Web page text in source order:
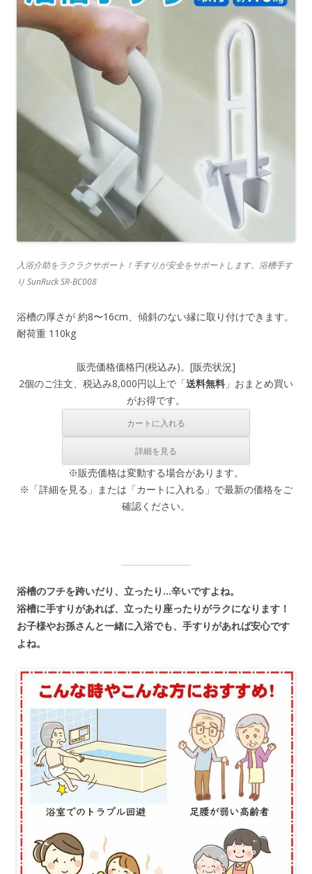
入浴介助をラクラクサポート！手すりが安全をサポートします。浴槽手す
り SunRuck SR-BC008
浴槽の厚さが 約8〜16cm、傾斜のない縁に取り付けできます。
耐荷重 110kg
販売価格価格円(税込み)。[販売状況]
2個のご注文、税込み8,000円以上で「送料無料 」おまとめ買い
がお得です。
※販売価格は変動する場合があります。
※「詳細を見る」または「カートに入れる」で最新の価格をご
確認ください。
浴槽のフチを跨いだり、立ったり…辛いですよね。
浴槽に手すりがあれば、立ったり座ったりがラクになります！
お子様やお孫さんと一緒に入浴でも、手すりがあれば安心です
よね。